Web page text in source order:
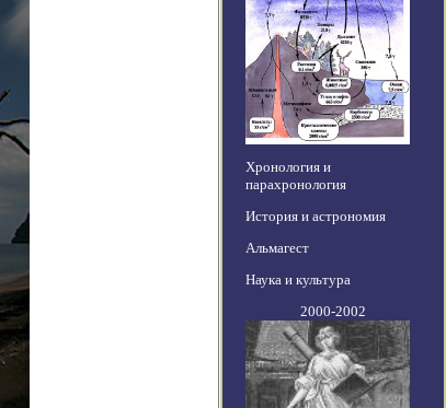
Хронология и
парахронология
История и астрономия
Альмагест
Наука и культура
2000-2002